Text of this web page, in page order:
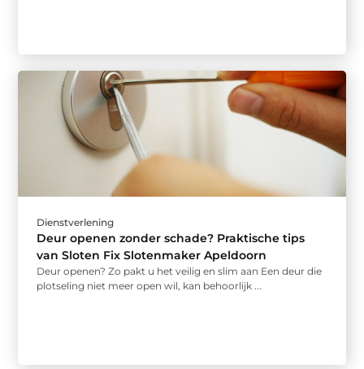
Dienstverlening
Deur openen zonder schade? Praktische tips
van Sloten Fix Slotenmaker Apeldoorn
Deur openen? Zo pakt u het veilig en slim aan Een deur die
plotseling niet meer open wil, kan behoorlijk ...